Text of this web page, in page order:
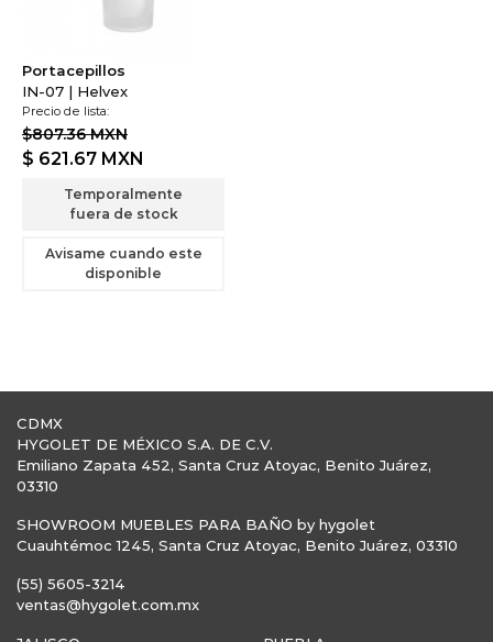
Portacepillos
IN-07 | Helvex
Precio de lista:
$807.36 MXN
$ 621.67 MXN
Temporalmente
fuera de stock
Avisame cuando este
disponible
CDMX
HYGOLET DE MÉXICO S.A. DE C.V.
Emiliano Zapata 452, Santa Cruz Atoyac, Benito Juárez,
03310
SHOWROOM MUEBLES PARA BAÑO by hygolet
Cuauhtémoc 1245, Santa Cruz Atoyac, Benito Juárez, 03310
(55) 5605-3214
ventas@hygolet.com.mx